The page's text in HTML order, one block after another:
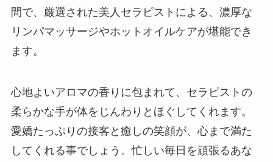
間で、厳選された美人セラピストによる、濃厚な
リンパマッサージやホットオイルケアが堪能でき
ます。
心地よいアロマの香りに包まれて、セラピストの
柔らかな手が体をじんわりとほぐしてくれます。
愛嬌たっぷりの接客と癒しの笑顔が、心まで満た
してくれる事でしょう。忙しい毎日を頑張るあな